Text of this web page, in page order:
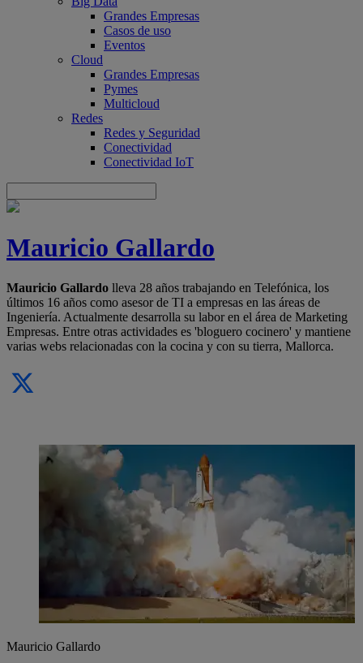
Grandes Empresas
Casos de uso
Eventos
Cloud
Grandes Empresas
Pymes
Multicloud
Redes
Redes y Seguridad
Conectividad
Conectividad IoT
Mauricio Gallardo
Mauricio Gallardo lleva 28 años trabajando en Telefónica, los
últimos 16 años como asesor de TI a empresas en las áreas de
Ingeniería. Actualmente desarrolla su labor en el área de Marketing
Empresas. Entre otras actividades es 'bloguero cocinero' y mantiene
varias webs relacionadas con la cocina y con su tierra, Mallorca.
Mauricio Gallardo